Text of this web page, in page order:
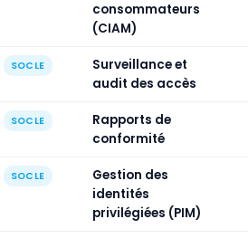
consommateurs
(CIAM)
SOCLE
Surveillance et
audit des accès
SOCLE
Rapports de
conformité
SOCLE
Gestion des
identités
privilégiées (PIM)